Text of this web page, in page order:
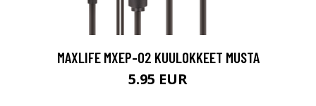
MAXLIFE MXEP-02 KUULOKKEET MUSTA
5.95 EUR